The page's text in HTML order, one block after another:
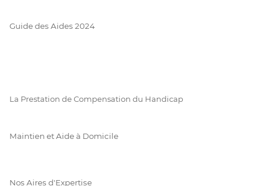
Guide des Aides 2024
La Prestation de Compensation du Handicap
Maintien et Aide à Domicile
Nos Aires d'Expertise